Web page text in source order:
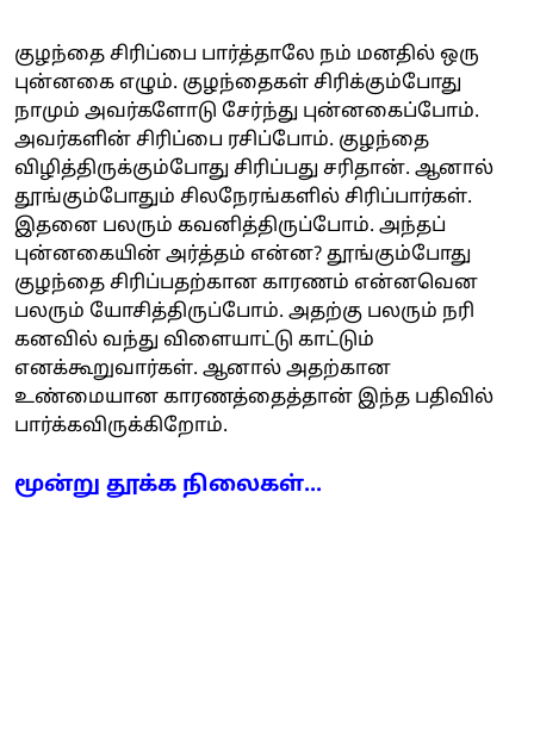
குழந்தை சிரிப்பை பார்த்தாலே நம் மனதில் ஒரு
புன்னகை எழும். குழந்தைகள் சிரிக்கும்போது
நாமும் அவர்களோடு சேர்ந்து புன்னகைப்போம்.
அவர்களின் சிரிப்பை ரசிப்போம். குழந்தை
விழித்திருக்கும்போது சிரிப்பது சரிதான். ஆனால்
தூங்கும்போதும் சிலநேரங்களில் சிரிப்பார்கள்.
இதனை பலரும் கவனித்திருப்போம். அந்தப்
புன்னகையின் அர்த்தம் என்ன? தூங்கும்போது
குழந்தை சிரிப்பதற்கான காரணம் என்னவென
பலரும் யோசித்திருப்போம். அதற்கு பலரும் நரி
கனவில் வந்து விளையாட்டு காட்டும்
எனக்கூறுவார்கள். ஆனால் அதற்கான
உண்மையான காரணத்தைத்தான் இந்த பதிவில்
பார்க்கவிருக்கிறோம்.
மூன்று தூக்க நிலைகள்...